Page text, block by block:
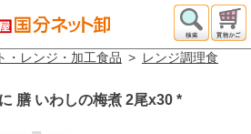
・レンジ・加工食品 > レンジ調理食
膳 いわしの梅煮 2尾x30 *